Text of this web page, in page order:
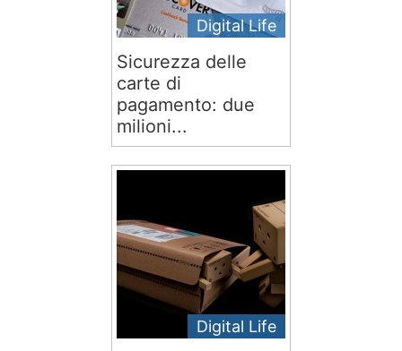
Digital Life
Sicurezza delle
carte di
pagamento: due
milioni...
Digital Life